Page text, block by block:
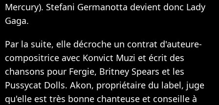
Mercury). Stefani Germanotta devient donc Lady
Gaga.
Par la suite, elle décroche un contrat d'auteure-
compositrice avec Konvict Muzi et écrit des
chansons pour Fergie, Britney Spears et les
Pussycat Dolls. Akon, propriétaire du label, juge
qu'elle est très bonne chanteuse et conseille à